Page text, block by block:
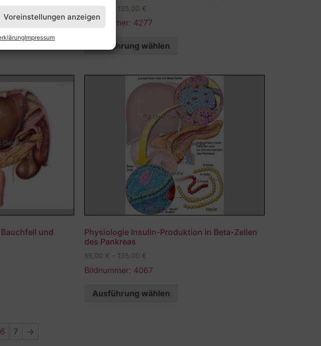
Voreinstellungen anzeigen
Impressum
135,00 €
Bildnummer: 4277
Ausführung wählen
und
Physiologie Insulin-Produktion in Beta-Zellen
des Pankreas
55,00 € – 135,00 €
Bildnummer: 4067
Ausführung wählen
6 7 →